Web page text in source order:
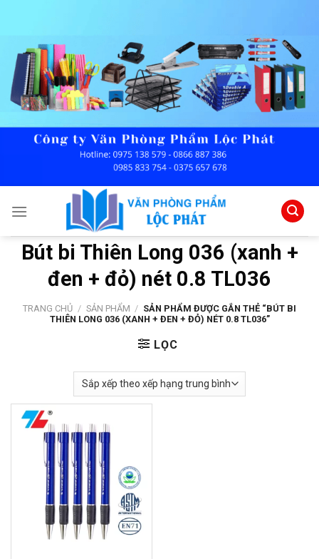
content
Bút bi Thiên Long 036 (xanh +
đen + đỏ) nét 0.8 TL036
TRANG CHỦ / SẢN PHẨM / SẢN PHẨM ĐƯỢC GẮN THẺ “BÚT BI
THIÊN LONG 036 (XANH + ĐEN + ĐỎ) NÉT 0.8 TL036”
LỌC